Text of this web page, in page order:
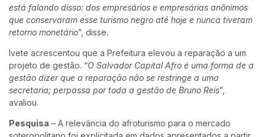
está falando disso: dos empresários e empresárias anônimos
que conservaram esse turismo negro até hoje e nunca tiveram
retorno monetário”, disse.
Ivete acrescentou que a Prefeitura elevou a reparação a um
projeto de gestão. “O Salvador Capital Afro é uma forma de a
gestão dizer que a reparação não se restringe a uma
secretaria; perpassa por toda a gestão de Bruno Reis”,
avaliou.
Pesquisa – A relevância do afroturismo para o mercado